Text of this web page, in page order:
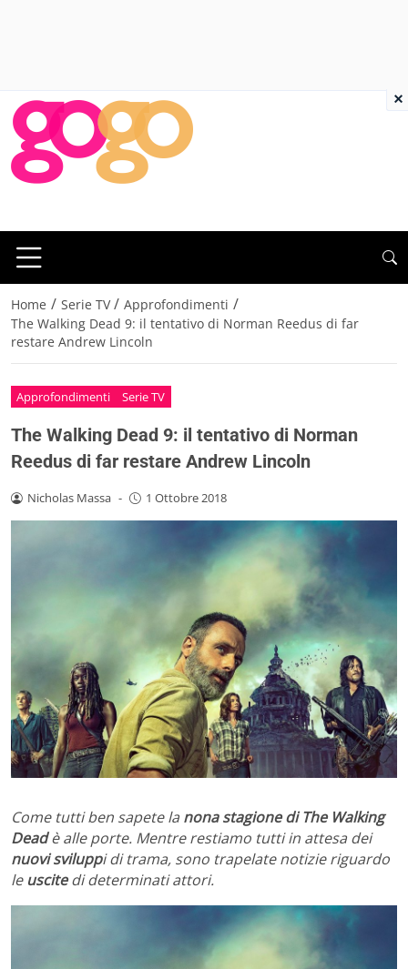
Home / Serie TV / Approfondimenti /
The Walking Dead 9: il tentativo di Norman Reedus di far
restare Andrew Lincoln
Approfondimenti Serie TV
The Walking Dead 9: il tentativo di Norman
Reedus di far restare Andrew Lincoln
Nicholas Massa - 1 Ottobre 2018
Come tutti ben sapete la nona stagione di The Walking
Deadè alle porte. Mentre restiamo tutti in attesa dei
nuovi sviluppi di trama, sono trapelate notizie riguardo
le uscitedi determinati attori.
×